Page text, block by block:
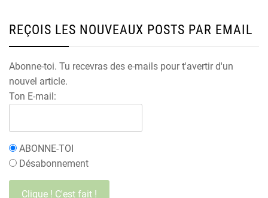
REÇOIS LES NOUVEAUX POSTS PAR EMAIL
Abonne-toi. Tu recevras des e-mails pour t'avertir d'un
nouvel article.
Ton E-mail:
ABONNE-TOI
Désabonnement